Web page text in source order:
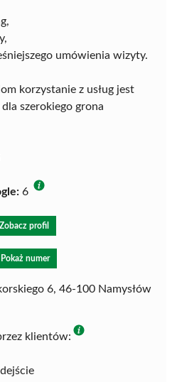
umówienia wizyty.
korzystanie z usług jest
szerokiego grona
6
Zobacz profil
Pokaż numer
6, 46-100 Namysłów
klientów: